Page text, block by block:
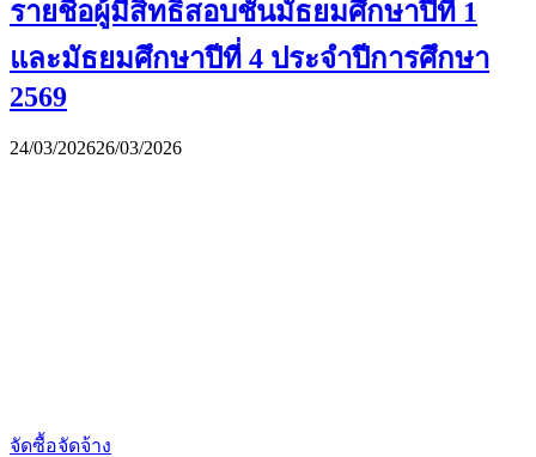
รายชื่อผู้มีสิทธิ์สอบชั้นมัธยมศึกษาปีที่ 1
และมัธยมศึกษาปีที่ 4 ประจำปีการศึกษา
2569
24/03/202626/03/2026
จัดซื้อจัดจ้าง